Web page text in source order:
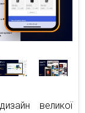
великої